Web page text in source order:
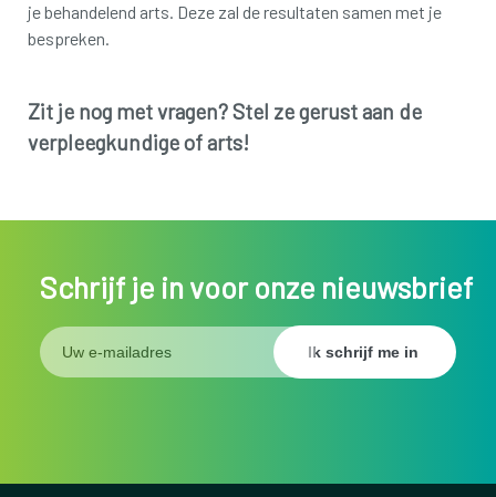
je behandelend arts. Deze zal de resultaten samen met je
bespreken.
Zit je nog met vragen? Stel ze gerust aan de
verpleegkundige of arts!
Schrijf je in voor onze nieuwsbrief